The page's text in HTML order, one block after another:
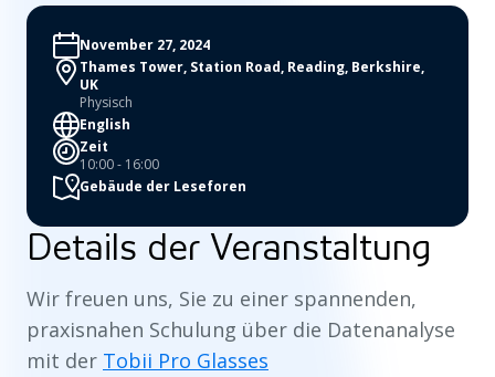
November 27, 2024
Thames Tower, Station Road, Reading, Berkshire,
UK
Physisch
English
Zeit
10:00 - 16:00
Gebäude der Leseforen
Details der Veranstaltung
Wir freuen uns, Sie zu einer spannenden,
praxisnahen Schulung über die Datenanalyse
mit der Tobii Pro Glasses